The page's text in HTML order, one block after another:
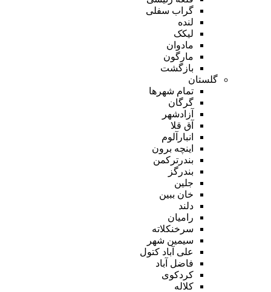
گراب سفلی
لنده
لیکک
مادوان
مارگون
بازگشت
گلستان
تمام شهر‌ها
گرگان
آزادشهر
آق قلا
انبارآلوم
اینچه برون
بندرترکمن
بندرگز
جلین
خان ببین
دلند
رامیان
سرخنکلاته
سیمین شهر
علی آباد کتول
فاضل آباد
کردکوی
کلاله